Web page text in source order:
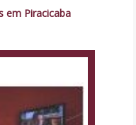
em Piracicaba